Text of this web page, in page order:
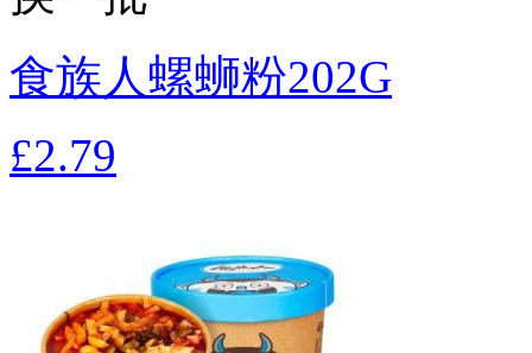
食族人螺蛳粉202G
£2.79